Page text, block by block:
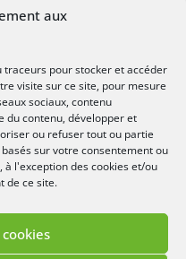
aux
pour stocker et accéder
visite sur ce site, pour mesure
sociaux, contenu
du contenu, développer et
ou refuser tout ou partie
sur votre consentement ou
l'exception des cookies et/ou
de ce site.
au climat et au type de
de la légèreté
et d’entretien !